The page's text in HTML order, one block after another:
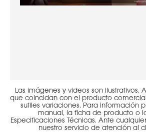
Las imágenes y videos son ilustrativos.
que coincidan con el producto
sutiles variaciones. Para información
manual, la ficha de producto o
Especificaciones Técnicas. Ante
nuestro servicio de atención al